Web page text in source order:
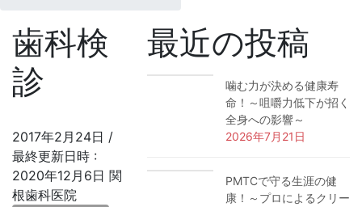
歯科検
診
2017年2月24日 /
最終更新日時 :
2020年12月6日 関
根歯科医院
最近の投稿
噛む力が決める健康寿
命！～咀嚼力低下が招く
全身への影響～
2026年7月21日
PMTCで守る生涯の健
康！～プロによるクリー